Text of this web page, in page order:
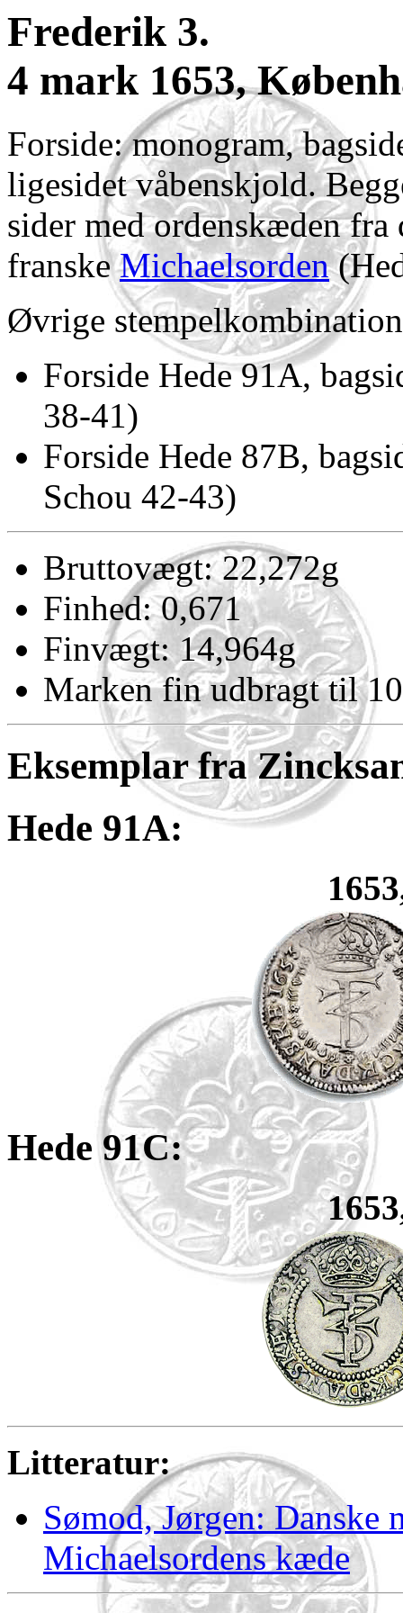
Frederik 3.
4 mark 1653,
Forside: monogram,
ligesidet våbenskjold.
sider med ordenskæden fra
franskeMichaelsorden
Øvrige
Forside Hede 91A,
38-41)
Forside Hede 87B,
Schou 42-43)
Bruttovægt: 22,272g
Finhed: 0,671
Finvægt: 14,964g
Marken fin udbragt til
Eksemplar fra
Hede 91A:
Hede 91C:
Litteratur:
Sømod, Jørgen: Danske
Michaelsordens kæde